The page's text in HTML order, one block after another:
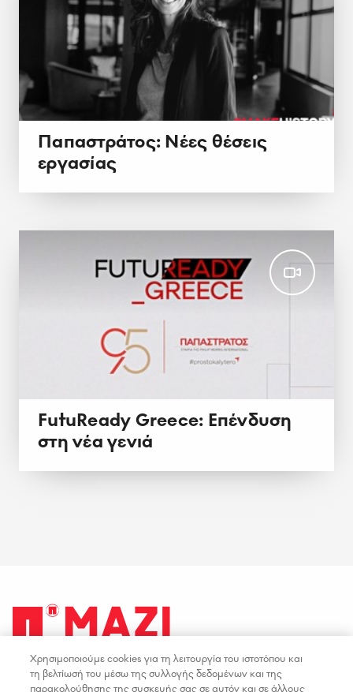
Παπαστράτος: Νέες θέσεις
εργασίας
FutuReady Greece: Επένδυση
στη νέα γενιά
facebookyoutubeinstagramlinkedin
Χρησιμοποιούμε cookies για τη λειτουργία του ιστοτόπου και
τη βελτίωσή του μέσω της συλλογής δεδομένων και της
παρακολούθησης της συσκευής σας σε αυτόν και σε άλλους